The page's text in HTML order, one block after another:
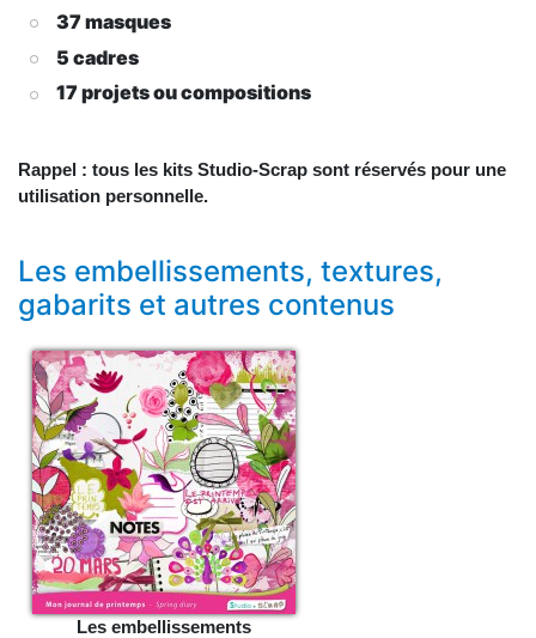
37 masques
5 cadres
17 projets ou compositions
Rappel : tous les kits Studio-Scrap sont réservés pour une
utilisation personnelle.
Les embellissements, textures,
gabarits et autres contenus
Les embellissements